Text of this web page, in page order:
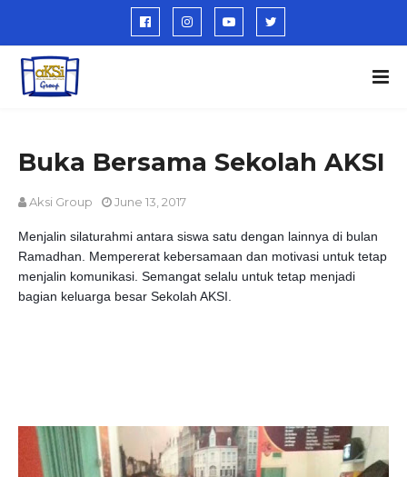
Buka Bersama Sekolah AKSI
Aksi Group June 13, 2017
Menjalin silaturahmi antara siswa satu dengan lainnya di bulan
Ramadhan. Mempererat kebersamaan dan motivasi untuk tetap
menjalin komunikasi. Semangat selalu untuk tetap menjadi
bagian keluarga besar Sekolah AKSI.